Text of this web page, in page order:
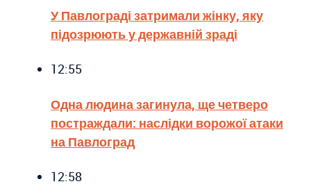
У Павлограді затримали жінку, яку
підозрюють у державній зраді
12:55
Одна людина загинула, ще четверо
постраждали: наслідки ворожої атаки
на Павлоград
12:58